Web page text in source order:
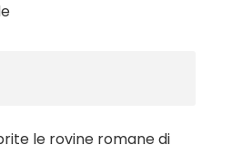
le rovine romane di